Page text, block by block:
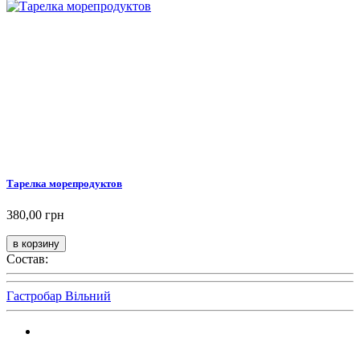
Тарелка морепродуктов
380,00 грн
Состав:
Гастробар Вільний